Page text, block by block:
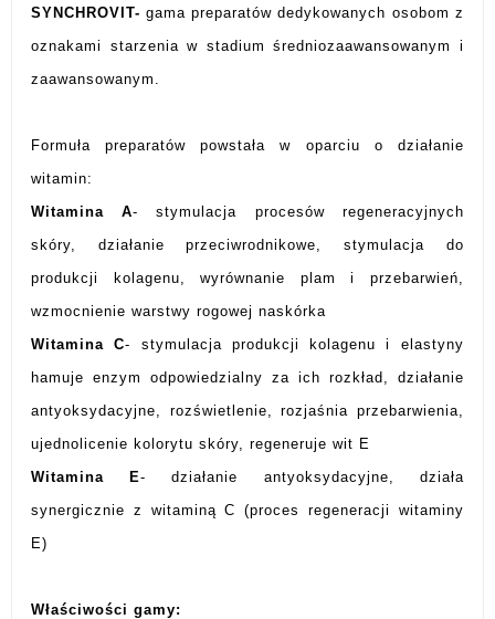
SYNCHROVIT-gama preparatów dedykowanych osobom z
oznakami starzenia w stadium średniozaawansowanym i
zaawansowanym.
Formuła preparatów powstała w oparciu o działanie
witamin:
Witamina A- stymulacja procesów regeneracyjnych
skóry, działanie przeciwrodnikowe, stymulacja do
produkcji kolagenu, wyrównanie plam i przebarwień,
wzmocnienie warstwy rogowej naskórka
Witamina C- stymulacja produkcji kolagenu i elastyny
hamuje enzym odpowiedzialny za ich rozkład, działanie
antyoksydacyjne, rozświetlenie, rozjaśnia przebarwienia,
ujednolicenie kolorytu skóry, regeneruje wit E
Witamina E- działanie antyoksydacyjne, działa
synergicznie z witaminą C (proces regeneracji witaminy
E)
Właściwości gamy: